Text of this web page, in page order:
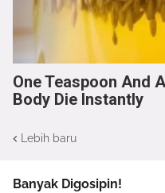
One Teaspoon And
Body Die Instantly
Lebih baru
Banyak Digosipin!